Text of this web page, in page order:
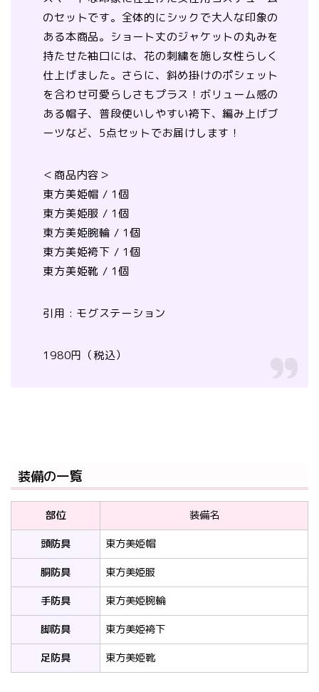
のセットです。全体的にシックで大人な印象の
ある本商品。ショート丈のジャケットの丸みを
持たせた袖口には、花の刺繍を施し女性らしく
仕上げました。さらに、斜め掛けのポシェット
を合わせ可愛らしさもプラス！ボリューム感の
ある帽子、普段使いしやすい袴下、編み上げブ
ーツなど、5点セットでお届けします！
＜商品内容＞
東方美姫帽 / 1個
東方美姫服 / 1個
東方美姫腕輪 / 1個
東方美姫袴下 / 1個
東方美姫靴 / 1個
引用 : モグステーション
1980円（税込）
装備の一覧
部位
装備名
頭防具
東方美姫帽
胴防具
東方美姫服
手防具
東方美姫腕輪
脚防具
東方美姫袴下
足防具
東方美姫靴